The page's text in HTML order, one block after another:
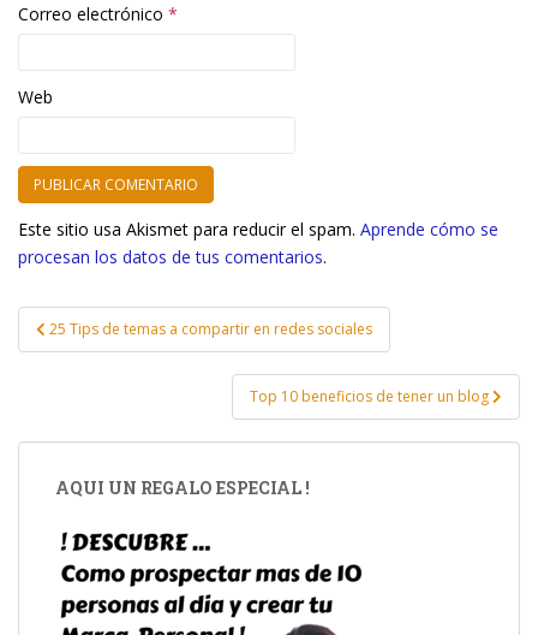
Correo electrónico *
Web
Este sitio usa Akismet para reducir el spam. Aprende cómo se
procesan los datos de tus comentarios.
Navegación de entradas
25 Tips de temas a compartir en redes sociales
Top 10 beneficios de tener un blog
AQUI UN REGALO ESPECIAL !